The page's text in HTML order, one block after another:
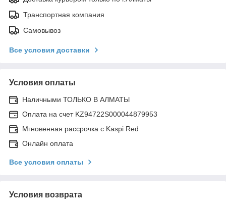
Транспортная компания
Самовывоз
Все условия доставки
Условия оплаты
Наличными ТОЛЬКО В АЛМАТЫ
Оплата на счет KZ94722S000044879953
Мгновенная рассрочка с Kaspi Red
Онлайн оплата
Все условия оплаты
Условия возврата